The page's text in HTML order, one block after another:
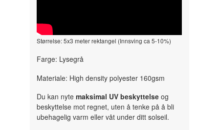
" width="300" height="150">
Størrelse: 5x3 meter rektangel (Innsving ca 5-10%)
Farge: Lysegrå
Materiale: High density polyester 160gsm
Du kan nytemaksimal UV beskyttelse og
beskyttelse mot regnet, uten å tenke på å bli
ubehagelig varm eller våt under ditt solseil.